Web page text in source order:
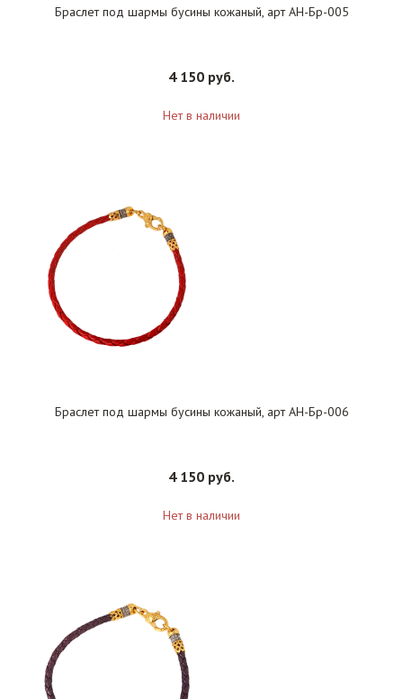
Браслет под шармы бусины кожаный, арт АН-Бр-005
4 150 руб.
Нет в наличии
Браслет под шармы бусины кожаный, арт АН-Бр-006
4 150 руб.
Нет в наличии